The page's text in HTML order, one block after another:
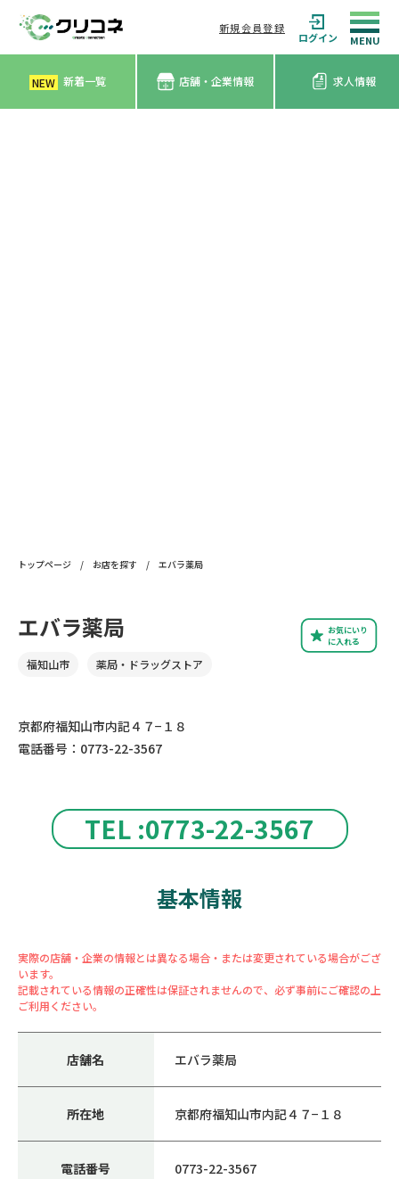
新規会員登録
ログイン
NEW 新着一覧 店舗・企業情報 求人情報
トップページ / お店を探す / エバラ薬局
TEL :0773-22-3567
お気にいり
に入れる
エバラ薬局
福知山市 薬局・ドラッグストア
京都府福知山市内記４７−１８
電話番号：0773-22-3567
基本情報
実際の店舗・企業の情報とは異なる場合・または変更されている場合がござ
います。
記載されている情報の正確性は保証されませんので、必ず事前にご確認の上
ご利用ください。
店舗名 エバラ薬局
所在地 京都府福知山市内記４７−１８
電話番号 0773-22-3567